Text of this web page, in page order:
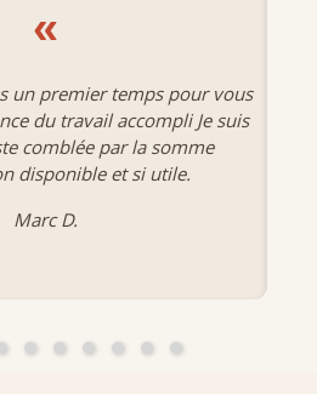
«
un premier temps pour vous
du travail accompli Je suis
comblée par la somme
disponible et si utile.
Marc D.